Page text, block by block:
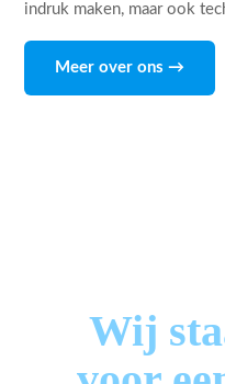
indruk maken, maar ook
Meer over ons →
Wij